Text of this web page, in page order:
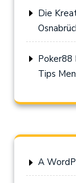
Die
Poker88
Tips
A